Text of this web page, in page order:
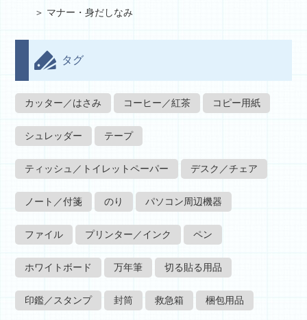
マナー・身だしなみ
タグ
カッター／はさみ コーヒー／紅茶 コピー用紙
シュレッダー テープ
ティッシュ／トイレットペーパー デスク／チェア
ノート／付箋 のり パソコン周辺機器
ファイル プリンター／インク ペン
ホワイトボード 万年筆 切る貼る用品
印鑑／スタンプ 封筒 救急箱 梱包用品